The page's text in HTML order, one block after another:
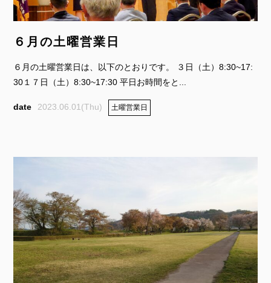
６月の土曜営業日
６月の土曜営業日は、以下のとおりです。 ３日（土）8:30~17:
30１７日（土）8:30~17:30 平日お時間をと...
2023.06.01(Thu) 土曜営業日